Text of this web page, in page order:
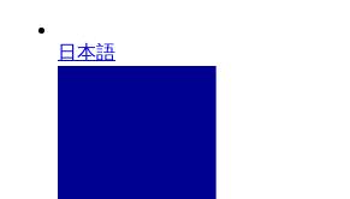
日本語